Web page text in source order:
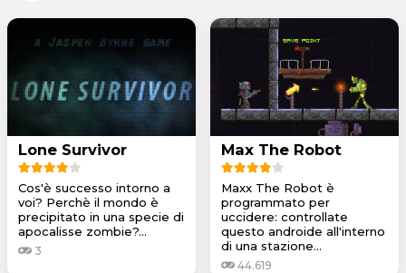
Lone Survivor
Cos'è successo intorno a
voi? Perchè il mondo è
precipitato in una specie di
apocalisse zombie?...
3
Max The Robot
Maxx The Robot è
programmato per
uccidere: controllate
questo androide all'interno
di una stazione...
44.619